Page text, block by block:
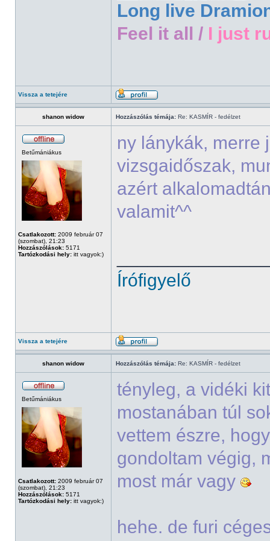
Long live
Feel it all / I just
Vissza a tetejére
shanon widow Hozzászólás témája: Re: KASMÍR - fedélzet
Betűmániákus
Csatlakozott: 2009 február 07
(szombat), 21:23
Hozzászólások: 5171
Tartózkodási hely: itt vagyok:)
ny lánykák, merre
vizsgaidőszak,
azért
valamit^^
Írófigyelő
Vissza a tetejére
shanon widow Hozzászólás témája: Re: KASMÍR - fedélzet
Betűmániákus
Csatlakozott: 2009 február 07
(szombat), 21:23
Hozzászólások: 5171
Tartózkodási hely: itt vagyok:)
tényleg, a vidéki
mostanában túl
vettem észre,
gondoltam végig,
most már vagy
hehe. de furi